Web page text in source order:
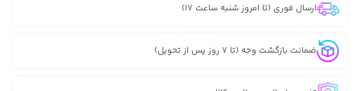
ارسال فوری (تا امروز شنبه ساعت 17)
ضمانت بازگشت وجه (تا 7 روز پس از تحویل)